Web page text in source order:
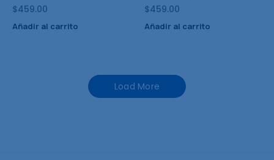
$459.00
Añadir al carrito
$459.00
Añadir al carrito
Load More